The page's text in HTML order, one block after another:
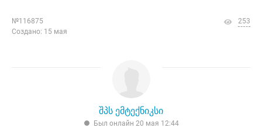
№116875
Создано: 15 мая
253
შპს ემტექნიკსი
Был онлайн 20 мая 12:44